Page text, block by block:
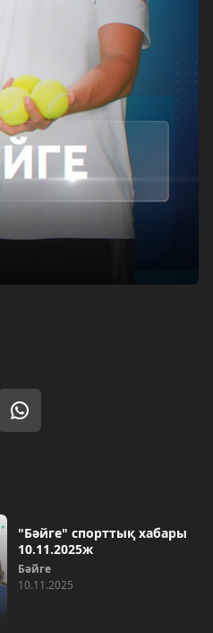
"Бәйге" спорттық хабары
10.11.2025ж
Бәйге
10.11.2025